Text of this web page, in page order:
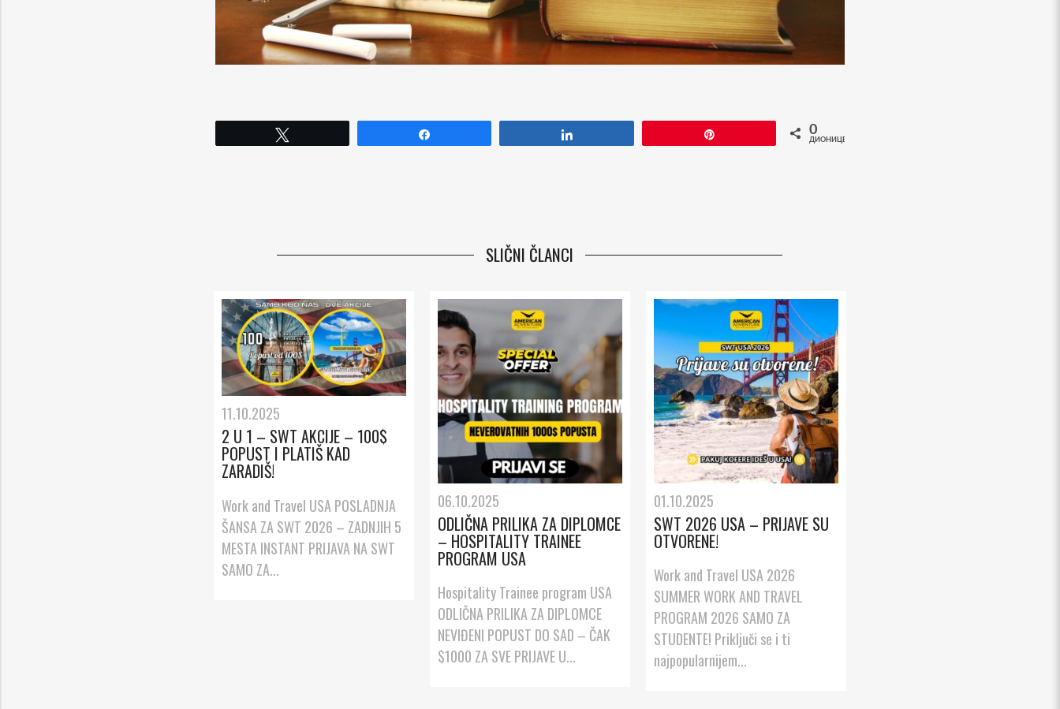
0
ДИОНИЦЕ
SLIČNI ČLANCI
11.10.2025
2 U 1 – SWT AKCIJE – 100$
POPUST I PLATIŠ KAD
ZARADIŠ!
Work and Travel USA POSLADNJA
ŠANSA ZA SWT 2026 – ZADNJIH 5
MESTA INSTANT PRIJAVA NA SWT
SAMO ZA...
06.10.2025
ODLIČNA PRILIKA ZA DIPLOMCE
– HOSPITALITY TRAINEE
PROGRAM USA
Hospitality Trainee program USA
ODLIČNA PRILIKA ZA DIPLOMCE
NEVIĐENI POPUST DO SAD – ČAK
$1000 ZA SVE PRIJAVE U...
01.10.2025
SWT 2026 USA – PRIJAVE SU
OTVORENE!
Work and Travel USA 2026
SUMMER WORK AND TRAVEL
PROGRAM 2026 SAMO ZA
STUDENTE! Priključi se i ti
najpopularnijem...